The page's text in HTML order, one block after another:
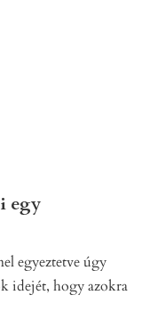
egy
egyeztetve úgy
idejét, hogy azokra